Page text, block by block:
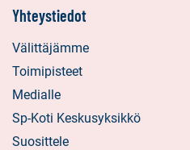
Yhteystiedot
Välittäjämme
Toimipisteet
Medialle
Sp-Koti Keskusyksikkö
Suosittele